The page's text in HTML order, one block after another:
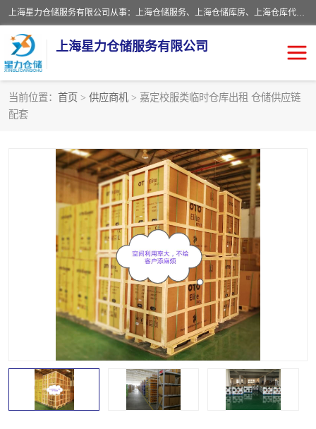
上海星力仓储服务有限公司从事：上海仓储服务、上海仓储库房、上海仓库代运营、上海仓库对外出租、上海仓库外包、上海三方仓储、上海电商仓储代发、上海电商代发货仓库、上海托管仓库、上海仓储配送。上海星力仓储服务有限公司现在拥有100个分仓、10万余平方的标准库房，精炼员工几百名，与几千家客户合作，公司已跻身上海仓储行业前列。欢迎来电咨询！
上海星力仓储服务有限公司
当前位置： 首页 > 供应商机 > 嘉定校服类临时仓库出租 仓储供应链
配套
上海仓库对外出租
上海仓储配送 上海仓库外包
上海仓库代运营 上海托管仓库
上海第三方仓储 上海仓储服务
上海电商代发货仓库
上海托管仓库